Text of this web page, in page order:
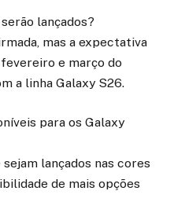
lançados?
mas a expectativa
e março do
a linha Galaxy S26.
para os Galaxy
lançados nas cores
de mais opções